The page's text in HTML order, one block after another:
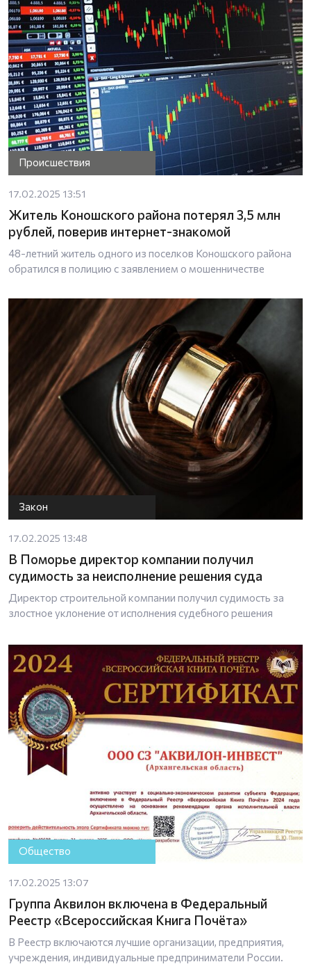
Происшествия
17.02.2025 13:51
Житель Коношского района потерял 3,5 млн
рублей, поверив интернет-знакомой
48-летний житель одного из поселков Коношского района
обратился в полицию с заявлением о мошенничестве
Закон
17.02.2025 13:48
В Поморье директор компании получил
судимость за неисполнение решения суда
Директор строительной компании получил судимость за
злостное уклонение от исполнения судебного решения
Общество
17.02.2025 13:07
Группа Аквилон включена в Федеральный
Реестр «Всероссийская Книга Почёта»
В Реестр включаются лучшие организации, предприятия,
учреждения, индивидуальные предприниматели России.